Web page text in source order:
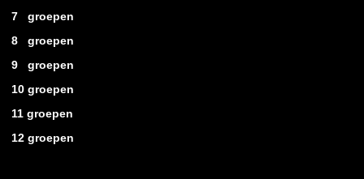
7 groepen
8 groepen
9 groepen
10 groepen
11 groepen
12 groepen